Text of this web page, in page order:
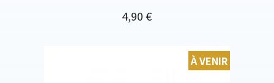
Prix
4,90 €
À VENIR